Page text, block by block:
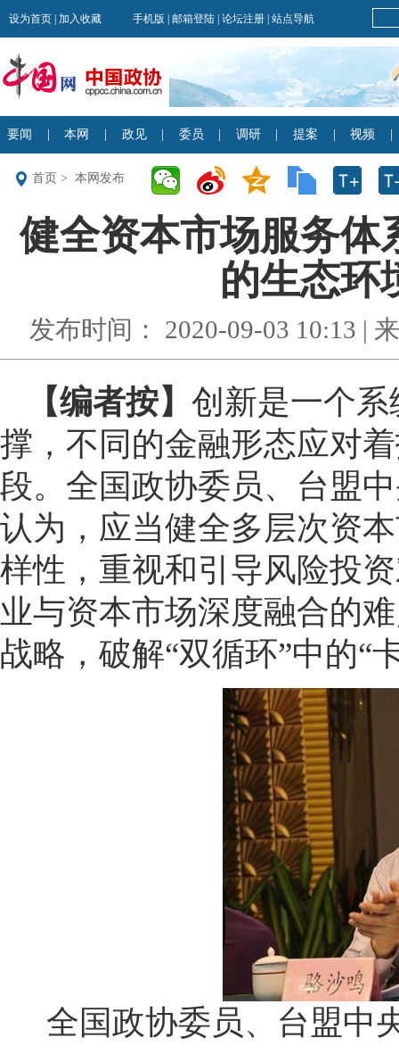
首页 > 本网发布
健全资本市场服务体
的生态环
发布时间： 2020-09-03 10:13 |
【编者按】 创新是一个
撑，不同的金融形态应对
段。全国政协委员、台盟
认为，应当健全多层次资
样性，重视和引导风险投
业与资本市场深度融合的
战略，破解“双循环”中的“
全国政协委员、台盟中